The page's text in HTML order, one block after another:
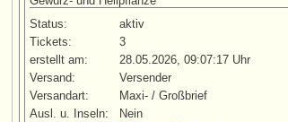
Status:
aktiv
Tickets:
3
erstellt am:
28.05.2026, 09:07:17 Uhr
Versand:
Versender
Versandart:
Maxi- / Großbrief
Ausl. u. Inseln:
Nein